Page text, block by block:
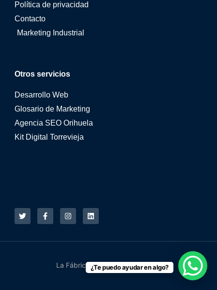
Otros servicios
Desarrollo Web
Glosario de Marketing
Agencia SEO Orihuela
Kit Digital Torrevieja
Política de privacidad
Contacto
Marketing Industrial
La Fábrica Online © 2015 - 2026
¿Te puedo ayudar en algo?